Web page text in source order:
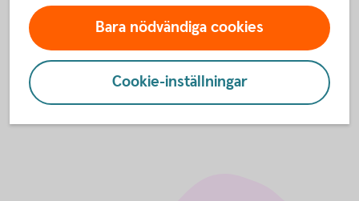
Anmäl konto till kontoregistret
Bara nödvändiga cookies
Cookie-inställningar